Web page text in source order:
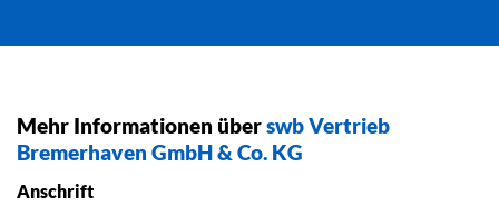
Mehr Informationen überswb Vertrieb
Bremerhaven GmbH & Co. KG
Anschrift